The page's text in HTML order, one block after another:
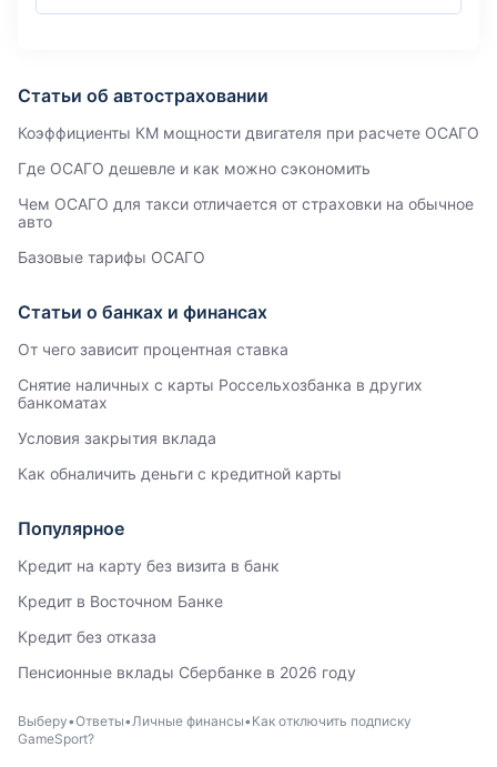
Статьи об автостраховании
Коэффициенты КМ мощности двигателя при расчете ОСАГО
Где ОСАГО дешевле и как можно сэкономить
Чем ОСАГО для такси отличается от страховки на обычное
авто
Базовые тарифы ОСАГО
Статьи о банках и финансах
От чего зависит процентная ставка
Снятие наличных с карты Россельхозбанка в других
банкоматах
Условия закрытия вклада
Как обналичить деньги с кредитной карты
Популярное
Кредит на карту без визита в банк
Кредит в Восточном Банке
Кредит без отказа
Пенсионные вклады Сбербанке в 2026 году
Выберу Ответы Личные финансы Как отключить подписку
GameSport?